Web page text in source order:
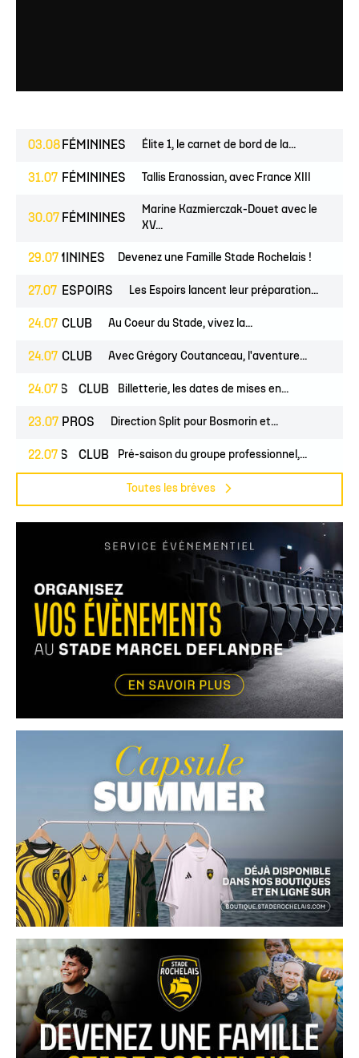
03.08 FÉMININES Élite 1, le carnet de bord de la...
31.07 FÉMININES Tallis Eranossian, avec France XIII
30.07 FÉMININES
Marine Kazmierczak-Douet avec le
XV...
29.07
FÉMININES CLUBDevenez une Famille Stade Rochelais !
27.07 ESPOIRS Les Espoirs lancent leur préparation...
24.07 CLUB Au Coeur du Stade, vivez la...
24.07 CLUB Avec Grégory Coutanceau, l'aventure...
24.07
PROS CLUB Billetterie, les dates de mises en...
23.07 PROS Direction Split pour Bosmorin et...
22.07
PROS CLUB Pré-saison du groupe professionnel,...
Toutes les brèves